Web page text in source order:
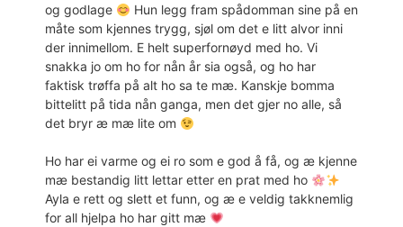
og godlage
Hun legg fram spådomman sine på en
måte som kjennes trygg, sjøl om det e litt alvor inni
der innimellom. E helt superfornøyd med ho. Vi
snakka jo om ho for nån år sia også, og ho har
faktisk trøffa på alt ho sa te mæ. Kanskje bomma
bittelitt på tida nån ganga, men det gjer no alle, så
det bryr æ mæ lite om
Ho har ei varme og ei ro som e god å få, og æ kjenne
mæ bestandig litt lettar etter en prat med ho
Ayla e rett og slett et funn, og æ e veldig takknemlig
for all hjelpa ho har gitt mæ